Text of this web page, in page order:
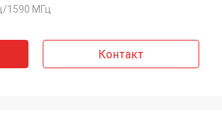
1590 МГц
Контакт